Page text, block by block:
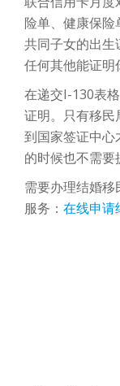
险单、健康保险
共同子女的出生
任何其他能证明
在递交I-130表
证明。只有移
到国家签证中
的时候也不需要
需要办理结婚
服务： 在线申请